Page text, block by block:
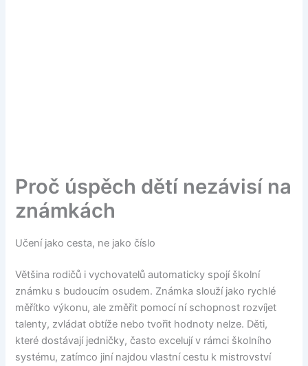
Proč úspěch dětí nezávisí na
známkách
Učení jako cesta, ne jako číslo
Většina rodičů i vychovatelů automaticky spojí školní
známku s budoucím osudem. Známka slouží jako rychlé
měřítko výkonu, ale změřit pomocí ní schopnost rozvíjet
talenty, zvládat obtíže nebo tvořit hodnoty nelze. Děti,
které dostávají jedničky, často excelují v rámci školního
systému, zatímco jiní najdou vlastní cestu k mistrovství